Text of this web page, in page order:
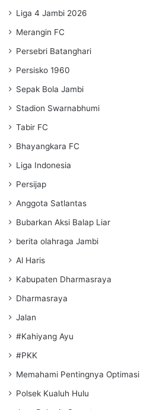
Liga 4 Jambi 2026
Merangin FC
Persebri Batanghari
Persisko 1960
Sepak Bola Jambi
Stadion Swarnabhumi
Tabir FC
Bhayangkara FC
Liga Indonesia
Persijap
Anggota Satlantas
Bubarkan Aksi Balap Liar
berita olahraga Jambi
Al Haris
Kabupaten Dharmasraya
Dharmasraya
Jalan
#Kahiyang Ayu
#PKK
Memahami Pentingnya Optimasi
Polsek Kualuh Hulu